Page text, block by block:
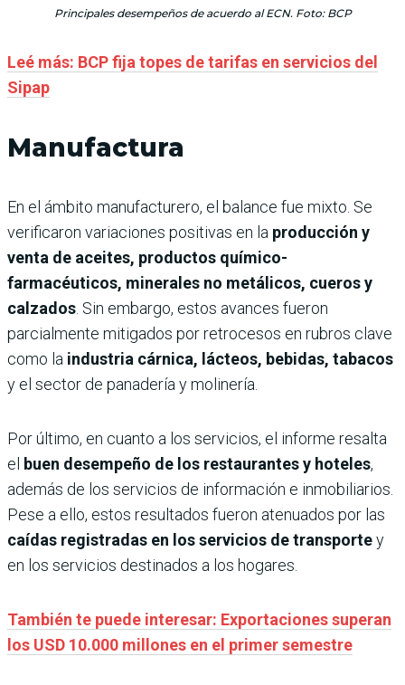
Principales desempeños de acuerdo al ECN. Foto: BCP
Leé más: BCP fija topes de tarifas en servicios del
Sipap
Manufactura
En el ámbito manufacturero, el balance fue mixto. Se
verificaron variaciones positivas en la producción y
venta de aceites, productos químico-
farmacéuticos, minerales no metálicos, cueros y
calzados . Sin embargo, estos avances fueron
parcialmente mitigados por retrocesos en rubros clave
como la industria cárnica, lácteos, bebidas, tabacos
y el sector de panadería y molinería.
Por último, en cuanto a los servicios, el informe resalta
el buen desempeño de los restaurantes y hoteles,
además de los servicios de información e inmobiliarios.
Pese a ello, estos resultados fueron atenuados por las
caídas registradas en los servicios de transportey
en los servicios destinados a los hogares.
También te puede interesar: Exportaciones superan
los USD 10.000 millones en el primer semestre